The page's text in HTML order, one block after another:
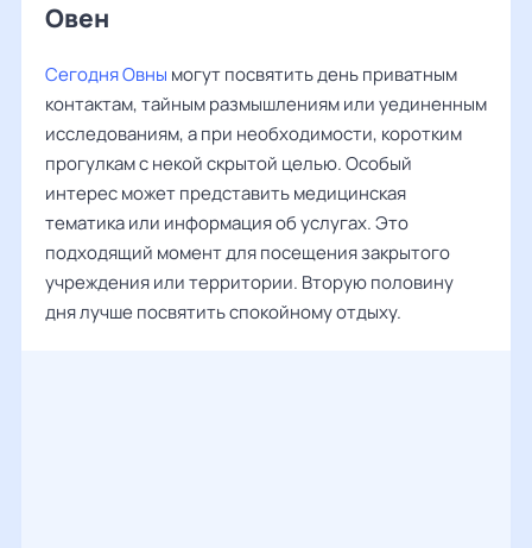
Овен ‌‌
Сегодня Овны могут посвятить день приватным
контактам, тайным размышлениям или уединенным
исследованиям, а при необходимости, коротким
прогулкам с некой скрытой целью. Особый
интерес может представить медицинская
тематика или информация об услугах. Это
подходящий момент для посещения закрытого
учреждения или территории. Вторую половину
дня лучше посвятить спокойному отдыху.